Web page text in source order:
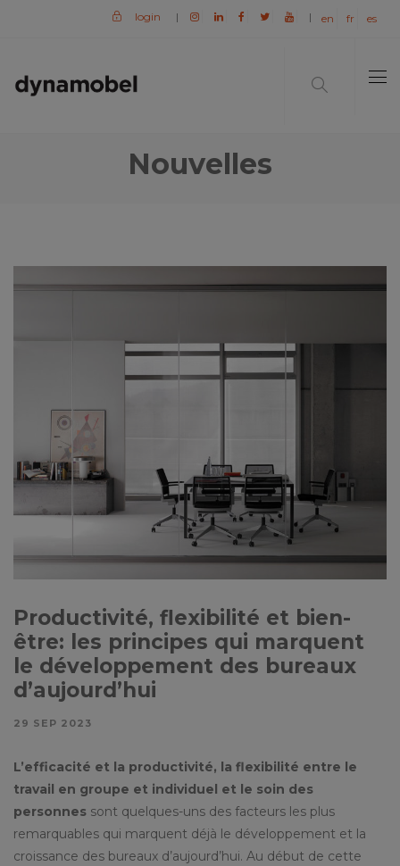
login | | en fr es
Nouvelles
Productivité, flexibilité et bien-
être: les principes qui marquent
le développement des bureaux
d’aujourd’hui
29 SEP 2023
L’efficacité et la productivité, la flexibilité entre le
travail en groupe et individuel et le soin des
personnes sont quelques-uns des facteurs les plus
remarquables qui marquent déjà le développement et la
croissance des bureaux d’aujourd’hui. Au début de cette